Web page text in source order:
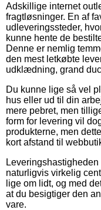
Adskillige internet
fragtløsninger. En af
udleveringssteder,
kunne hente de
Denne er nemlig
den mest letkøbte
udklædning, grand
Du kunne lige så vel
hus eller ud til din
mere pebret, men
form for levering vil
produkterne, men
kort afstand til
naturligvis virkelig
lige om lidt, og med
at du besigtiger den
vare.